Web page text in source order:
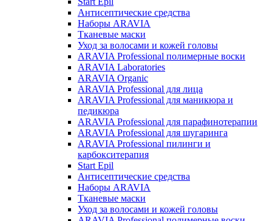
Антисептические средства
Наборы ARAVIA
Тканевые маски
Уход за волосами и кожей головы
ARAVIA Professional полимерные воски
ARAVIA Laboratories
ARAVIA Organic
ARAVIA Professional для лица
ARAVIA Professional для маникюра и
педикюра
ARAVIA Professional для парафинотерапии
ARAVIA Professional для шугаринга
ARAVIA Professional пилинги и
карбокситерапия
Start Epil
Антисептические средства
Наборы ARAVIA
Тканевые маски
Уход за волосами и кожей головы